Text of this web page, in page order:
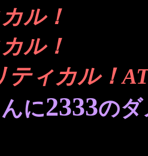
ル！
ル！
ティカル！
に2333のダ